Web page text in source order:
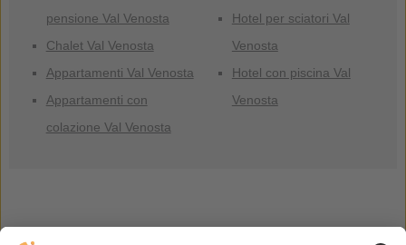
pensione Val Venosta
Chalet Val Venosta
Appartamenti Val Venosta
Appartamenti con
colazione Val Venosta
Hotel per sciatori Val
Venosta
Hotel con piscina Val
Venosta